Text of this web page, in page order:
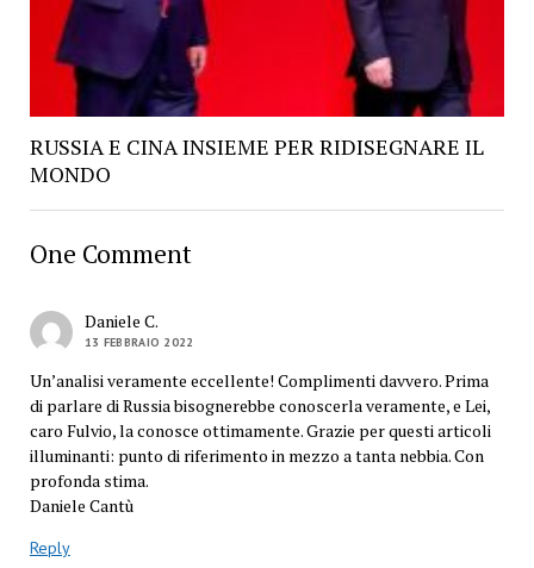
RUSSIA E CINA INSIEME PER RIDISEGNARE IL
MONDO
One Comment
Daniele C.
13 FEBBRAIO 2022
Un’analisi veramente eccellente! Complimenti davvero. Prima
di parlare di Russia bisognerebbe conoscerla veramente, e Lei,
caro Fulvio, la conosce ottimamente. Grazie per questi articoli
illuminanti: punto di riferimento in mezzo a tanta nebbia. Con
profonda stima.
Daniele Cantù
Reply